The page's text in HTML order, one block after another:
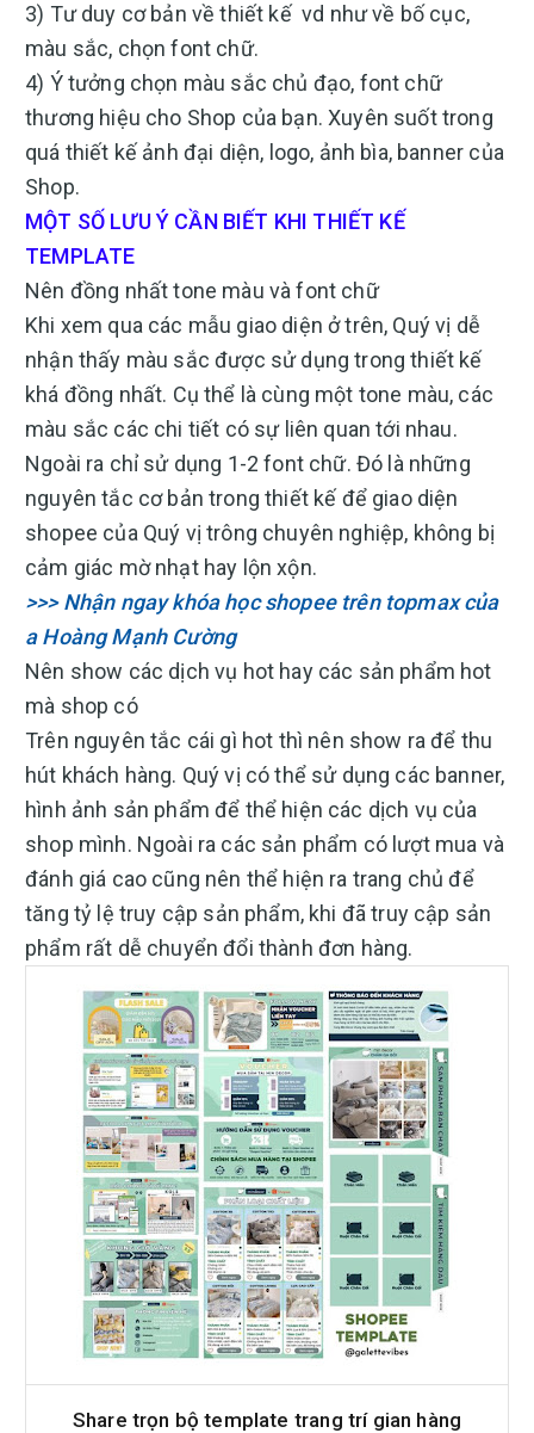
3) Tư duy cơ bản về thiết kế vd như về bố cục,
màu sắc, chọn font chữ.
4) Ý tưởng chọn màu sắc chủ đạo, font chữ
thương hiệu cho Shop của bạn. Xuyên suốt trong
quá thiết kế ảnh đại diện, logo, ảnh bìa, banner của
Shop.
MỘT SỐ LƯU Ý CẦN BIẾT KHI THIẾT KẾ
TEMPLATE
Nên đồng nhất tone màu và font chữ
Khi xem qua các mẫu giao diện ở trên, Quý vị dễ
nhận thấy màu sắc được sử dụng trong thiết kế
khá đồng nhất. Cụ thể là cùng một tone màu, các
màu sắc các chi tiết có sự liên quan tới nhau.
Ngoài ra chỉ sử dụng 1-2 font chữ. Đó là những
nguyên tắc cơ bản trong thiết kế để giao diện
shopee của Quý vị trông chuyên nghiệp, không bị
cảm giác mờ nhạt hay lộn xộn.
>>> Nhận ngay khóa học shopee trên topmax của
a Hoàng Mạnh Cường
Nên show các dịch vụ hot hay các sản phẩm hot
mà shop có
Trên nguyên tắc cái gì hot thì nên show ra để thu
hút khách hàng. Quý vị có thể sử dụng các banner,
hình ảnh sản phẩm để thể hiện các dịch vụ của
shop mình. Ngoài ra các sản phẩm có lượt mua và
đánh giá cao cũng nên thể hiện ra trang chủ để
tăng tỷ lệ truy cập sản phẩm, khi đã truy cập sản
phẩm rất dễ chuyển đổi thành đơn hàng.
Share trọn bộ template trang trí gian hàng